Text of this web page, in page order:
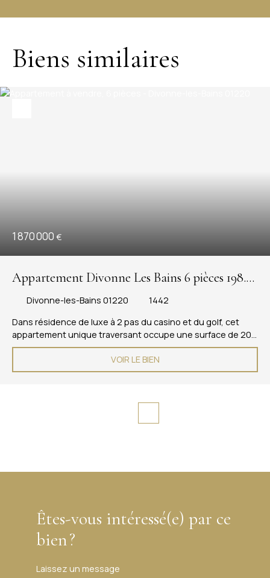
Biens similaires
1 870 000 €
Appartement Divonne Les Bains 6 pièces 198.22
m2Divonne-les-Bains 01220
1442
Dans résidence de luxe à 2 pas du casino et du golf, cet
appartement unique traversant occupe une surface de 200
m2 env. avec une salon séjour de 54 m2 env. avec cheminée
offrant une vue magnifique depuis sa terrasse et une salle à
manger avec une cheminée de 45 m2 avec une très belle
garages. Possibilité d'un studio de 36 m2 sur le même étage
VOIR LE BIEN
Êtes-vous intéressé(e) par ce
bien ?
Laissez un message